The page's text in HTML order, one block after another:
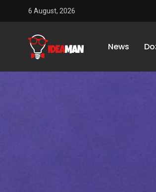
6 August, 2026
News